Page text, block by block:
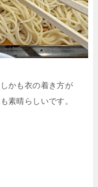
かも衣の着き方が
素晴らしいです。